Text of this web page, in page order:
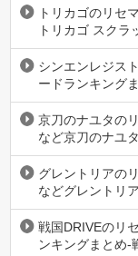
トリカゴのリセ
トリカゴ スクラ
シンエンレジス
ードランキング
京刀のナユタの
など京刀のナユ
グレントリアの
などグレントリ
戦国DRIVEのリ
ンキングまとめ-